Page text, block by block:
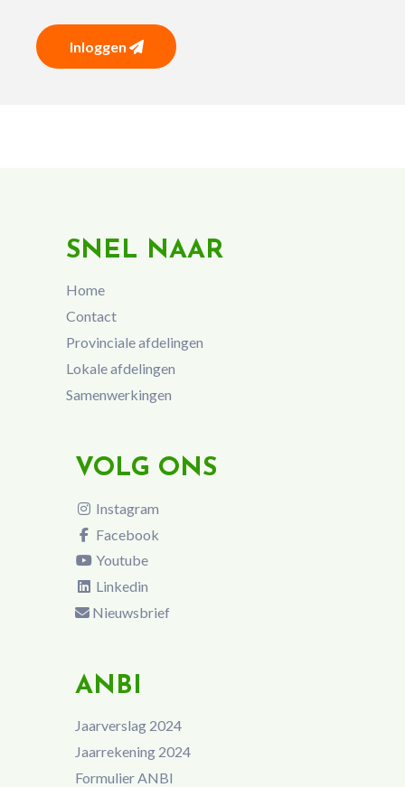
Inloggen
SNEL NAAR
Home
Contact
Provinciale afdelingen
Lokale afdelingen
Samenwerkingen
VOLG ONS
Instagram
Facebook
Youtube
Linkedin
Nieuwsbrief
ANBI
Jaarverslag 2024
Jaarrekening 2024
Formulier ANBI